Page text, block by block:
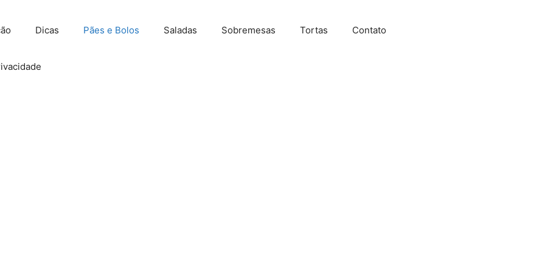
Dicas Pães e Bolos Saladas Sobremesas Tortas Contato